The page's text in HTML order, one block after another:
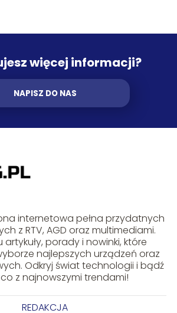
więcej informacji?
NAPISZ DO NAS
internetowa pełna przydatnych
z RTV, AGD oraz multimediami.
artykuły, porady i nowinki, które
najlepszych urządzeń oraz
Odkryj świat technologii i bądź
z najnowszymi trendami!
REDAKCJA